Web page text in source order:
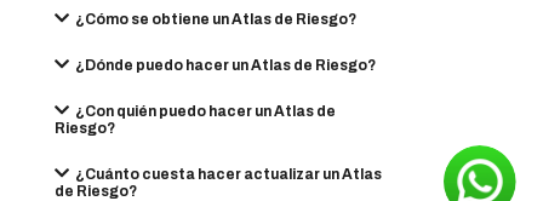
¿Cómo se obtiene un Atlas de Riesgo?
¿Dónde puedo hacer un Atlas de Riesgo?
¿Con quién puedo hacer un Atlas de
Riesgo?
¿Cuánto cuesta hacer actualizar un Atlas
de Riesgo?